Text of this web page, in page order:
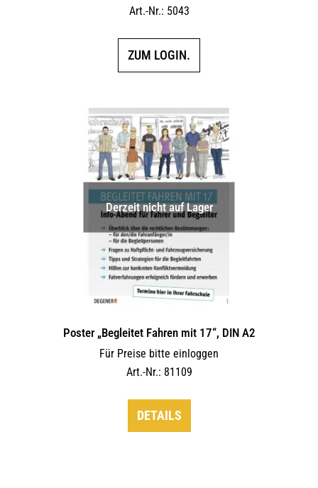
Art.-Nr.: 5043
ZUM LOGIN.
Derzeit nicht auf Lager
Poster „Begleitet Fahren mit 17“, DIN A2
Für Preise bitte einloggen
Art.-Nr.: 81109
DETAILS